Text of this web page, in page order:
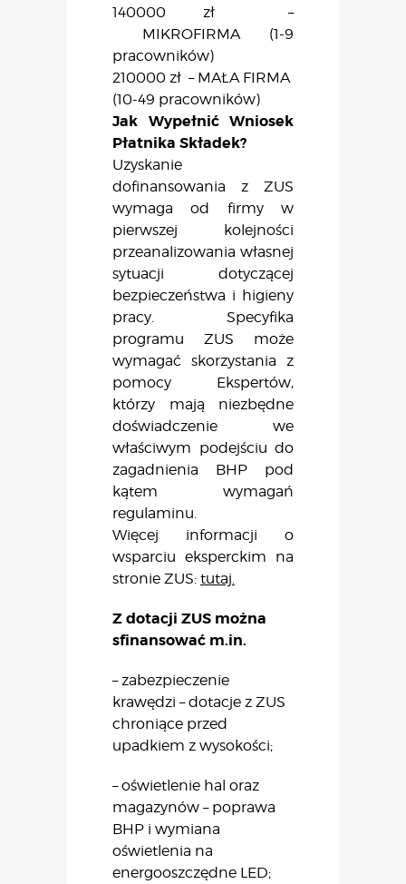
140000 zł –
MIKROFIRMA (1-9
pracowników)
210000 zł – MAŁA FIRMA
(10-49 pracowników)
Jak Wypełnić Wniosek
Płatnika Składek?
Uzyskanie
dofinansowania z ZUS
wymaga od firmy w
pierwszej kolejności
przeanalizowania własnej
sytuacji dotyczącej
bezpieczeństwa i higieny
pracy. Specyfika
programu ZUS może
wymagać skorzystania z
pomocy Ekspertów,
którzy mają niezbędne
doświadczenie we
właściwym podejściu do
zagadnienia BHP pod
kątem wymagań
regulaminu.
Więcej informacji o
wsparciu eksperckim na
stronie ZUS: tutaj.
Z dotacji ZUS można
sfinansować m.in.
– zabezpieczenie
krawędzi – dotacje z ZUS
chroniące przed
upadkiem z wysokości;
– oświetlenie hal oraz
magazynów – poprawa
BHP i wymiana
oświetlenia na
energooszczędne LED;